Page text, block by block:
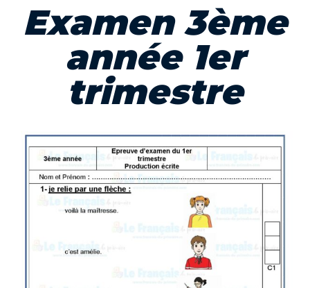
Examen 3ème
année 1er
trimestre